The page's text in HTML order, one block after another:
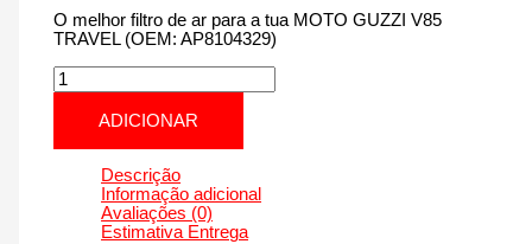
O melhor filtro de ar para a tua MOTO GUZZI V85
TRAVEL (OEM: AP8104329)
Quantidade
de
MOTO
GUZZI
V85
TRAVEL
(OEM:
AP8104329)
ADICIONAR
Descrição
Informação adicional
Avaliações (0)
Estimativa Entrega